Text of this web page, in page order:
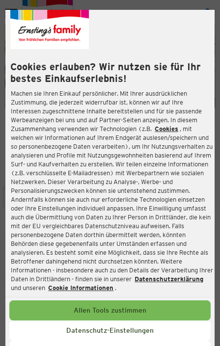
Cookies erlauben? Wir nutzen sie für Ihr
bestes Einkaufserlebnis!
Machen sie Ihren Einkauf persönlicher. Mit Ihrer ausdrücklichen
Zustimmung, die jederzeit widerrufbar ist, können wir auf Ihre
Interessen zugeschnittene Inhalte bereitstellen und für sie passende
Werbeanzeigen bei uns und auf Partner-Seiten anzeigen. In diesem
Zusammenhang verwenden wir Technologien (z.B. Cookies , mit
welchen wir Informationen auf Ihrem Endgerät auslesen/speichern und
so personenbezogene Daten verarbeiten), um Ihr Nutzungsverhalten zu
analysieren und Profile mit Nutzungsgewohnheiten basierend auf Ihrem
Surf- und Kaufverhalten zu erstellen. Wir teilen einzelne Informationen
(z.B. verschlüsselte E-Mailadressen) mit Werbepartnern wie sozialen
Netzwerken. Dieser Verarbeitung zu Analyse-, Werbe- und
Personalisierungszwecken können sie untenstehend zustimmen.
Andernfalls können sie auch nur erforderliche Technologien einsetzen
oder Ihre Einstellungen individuell anpassen. Ihre Einwilligung umfasst
auch die Übermittlung von Daten zu Ihrer Person in Drittländer, die kein
mit der EU vergleichbares Datenschutzniveau aufweisen. Falls
personenbezogene Daten dorthin übermittelt werden, könnten
Behörden diese gegebenenfalls unter Umständen erfassen und
analysieren. Es besteht somit eine Möglichkeit, dass sie Ihre Rechte als
Betroffener dahingehend nicht durchsetzen könnten. Weitere
Informationen - insbesondere auch zu den Details der Verarbeitung Ihrer
Daten in Drittländern - finden sie in unserer Datenschutzerklärung
und unseren Cookie Informationen .
Allen Tools zustimmen
Datenschutz-Einstellungen
Menü
ERNSTING'S FAMILY FILIALE
Handelsring 8-10 (TOP 19)
4481 Asten
4,3
Bewertung:
STANDORT SERVICES SORTIMENT AKTIONEN
Ernsting's family
Handelsring 8-10 (TOP 19), 4481 Asten
Aktuell:
Geöffnet
Service Hotline